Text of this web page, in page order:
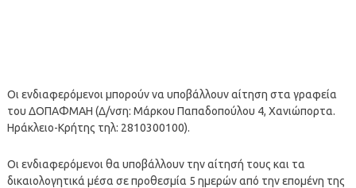
Οι ενδιαφερόμενοι μπορούν να υποβάλλουν αίτηση στα γραφεία
του ΔΟΠΑΦΜΑΗ (Δ/νση: Μάρκου Παπαδοπούλου 4, Χανιώπορτα.
Ηράκλειο-Κρήτης τηλ: 2810300100).
Οι ενδιαφερόμενοι θα υποβάλλουν την αίτησή τους και τα
δικαιολογητικά μέσα σε προθεσμία 5 ημερών από την επομένη της